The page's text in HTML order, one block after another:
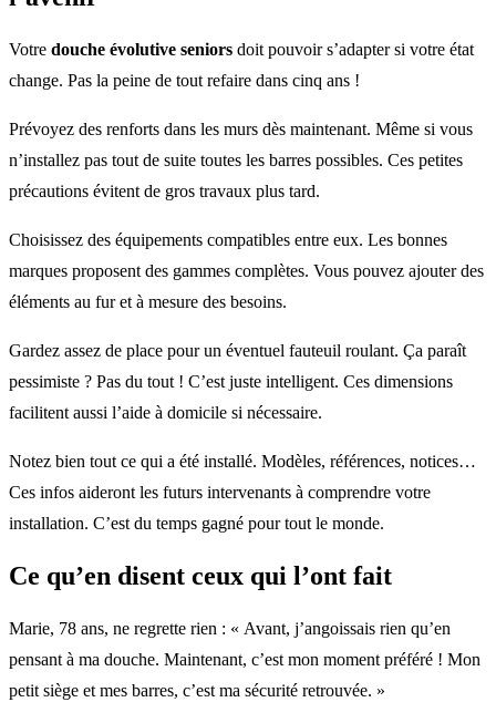
Votre douche évolutive seniors doit pouvoir s’adapter si votre état
change. Pas la peine de tout refaire dans cinq ans !
Prévoyez des renforts dans les murs dès maintenant. Même si vous
n’installez pas tout de suite toutes les barres possibles. Ces petites
précautions évitent de gros travaux plus tard.
Choisissez des équipements compatibles entre eux. Les bonnes
marques proposent des gammes complètes. Vous pouvez ajouter des
éléments au fur et à mesure des besoins.
Gardez assez de place pour un éventuel fauteuil roulant. Ça paraît
pessimiste ? Pas du tout ! C’est juste intelligent. Ces dimensions
facilitent aussi l’aide à domicile si nécessaire.
Notez bien tout ce qui a été installé. Modèles, références, notices…
Ces infos aideront les futurs intervenants à comprendre votre
installation. C’est du temps gagné pour tout le monde.
Ce qu’en disent ceux qui l’ont fait
Marie, 78 ans, ne regrette rien : « Avant, j’angoissais rien qu’en
pensant à ma douche. Maintenant, c’est mon moment préféré ! Mon
petit siège et mes barres, c’est ma sécurité retrouvée. »